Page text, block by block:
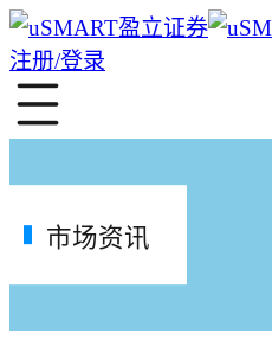
注册/登录
市场资讯